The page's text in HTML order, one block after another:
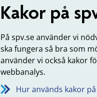
Kakor på
På spv.se använder vi
ska fungera så bra som
använder vi också kakor
webbanalys.
Hur används kakor
Har du
Om du har frågor
eller
Senast uppdaterad: 2022-
Tyck